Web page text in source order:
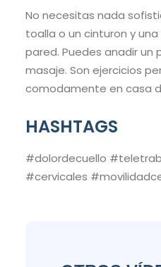
No necesitas nada
toalla o un cinturon y
pared. Puedes anadir un
masaje. Son ejercicios
comodamente en casa
HASHTAGS
#dolordecuello
#cervicales